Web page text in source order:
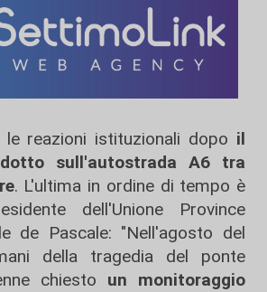
le reazioni istituzionali dopo il
sull'autostrada A6 tra
. L'ultima in ordine di tempo è
dell'Unione Province
de Pascale: "Nell'agosto del
della tragedia del ponte
chiesto un monitoraggio